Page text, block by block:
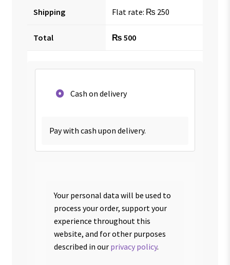
Shipping Flat rate: ₨ 250
Total ₨ 500
Cash on delivery
Pay with cash upon delivery.
Your personal data will be used to
process your order, support your
experience throughout this
website, and for other purposes
described in our privacy policy.